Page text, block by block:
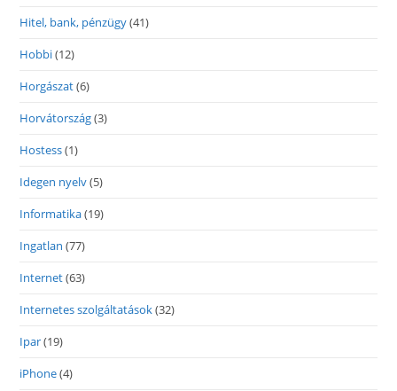
Hitel, bank, pénzügy(41)
Hobbi(12)
Horgászat(6)
Horvátország(3)
Hostess(1)
Idegen nyelv(5)
Informatika(19)
Ingatlan (77)
Internet(63)
Internetes szolgáltatások(32)
Ipar(19)
iPhone(4)